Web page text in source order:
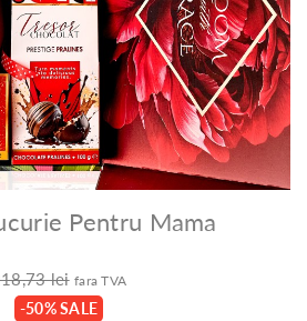
Pentru Mama
lei fara TVA
-50% SALE